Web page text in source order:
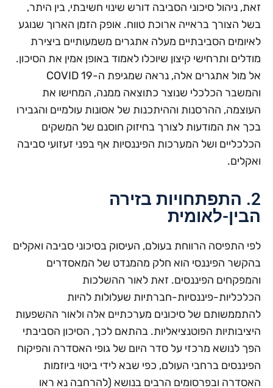
זאת, ניהול סיכוני הסביבה דורש שינוי חשיבתי, בין היתר,
בשל הצורך בראייה ארוכת טווח. אופק הזמן הארוך שנוגע
לאיומים הסביבתיים מעלה אתגרים משמעותיים ביצירת
מודלים ותרחישי קיצון שיוכלו לאמוד באופן אמין את הסיכון.
אל מול אתגרים אלה, נראה שמגיפת ה-COVID 19
והמשבר הכלכלי שנוצר כתוצאה ממנה, המחישו את
העוצמה, ההרסנות וההיתכנות של אסונות עולמיים והגבירו
בכך את המודעות לצורך בחיזוק חוסנם של המשקים
הכלכליים ושל המערכות הפיננסיות אף בפני זעזועי סביבה
ואקלים.
2. התפתחויות בזירה
הבין-לאומית
לפי התפיסה הרווחת בעולם, העיסוק בסיכוני סביבה ואקלים
בהקשר הפיננסי הוא חלק מהמנדט של המאסדרים
והמפקחים הפיננסים. זאת לאור ההשלכות
הכלכליות-פיננסיות-חברתיות שעלולות להיות
להתממשותם של סיכונים מערכתיים אלה ולאור ההשפעות
היציבותיות הפוטנציאליות. בהתאם לכך, הסיכון הסביבתי
הפך לנושא מרכזי על סדר היום של גופי האסדרה והפיקוח
הפיננסים ברחבי העולם, כפי שבא לידי ביטוי ביוזמות
האסדרה ובפרסומים הרבים בנושא (להרחבה נא ראו